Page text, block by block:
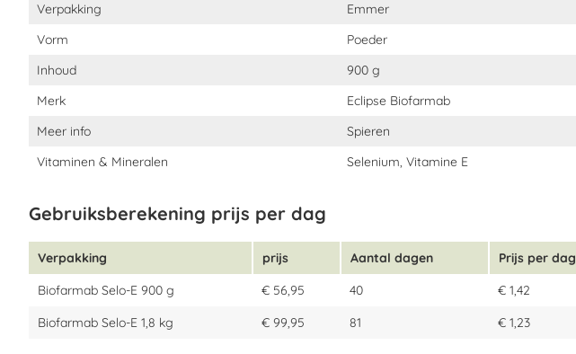
Verpakking
Emmer
Vorm
Poeder
Inhoud
900 g
Merk
Eclipse Biofarmab
Meer info
Spieren
Vitaminen & Mineralen
Selenium, Vitamine E
Gebruiksberekening prijs per dag
Verpakking prijs Aantal dagen
Prijs per dag
Biofarmab Selo-E 900 g
€ 56,95 40
€ 1,42
Biofarmab Selo-E 1,8 kg
€ 99,95 81 € 1,23